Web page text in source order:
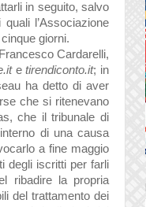
in seguito, salvo
l’Associazione
giorni.
Francesco Cardarelli,
etirendiconto.it; in
ha detto di aver
che si ritenevano
che il tribunale di
di una causa
a fine maggio
degli iscritti per farli
ribadire la propria
del trattamento dei